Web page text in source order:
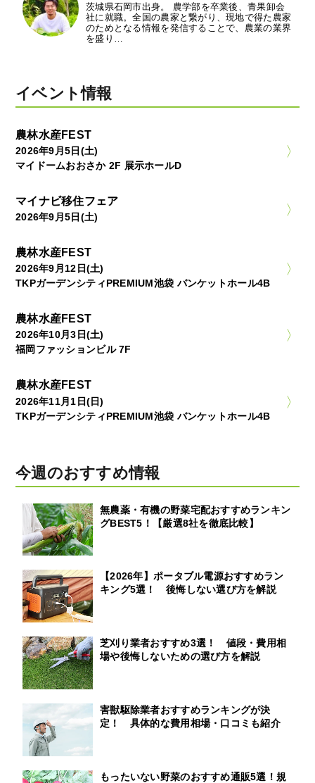
茨城県石岡市出身。 農学部を卒業後、青果卸会
社に就職。全国の農家と繋がり、現地で得た農家
のためとなる情報を発信することで、農業の業界
を盛り…
イベント情報
農林水産FEST
2026年9月5日(土)
マイドームおおさか 2F 展示ホールD
マイナビ移住フェア
2026年9月5日(土)
農林水産FEST
2026年9月12日(土)
TKPガーデンシティPREMIUM池袋 バンケットホール4B
農林水産FEST
2026年10月3日(土)
福岡ファッションビル 7F
農林水産FEST
2026年11月1日(日)
TKPガーデンシティPREMIUM池袋 バンケットホール4B
今週のおすすめ情報
無農薬・有機の野菜宅配おすすめランキン
グBEST5！【厳選8社を徹底比較】
【2026年】ポータブル電源おすすめラン
キング5選！ 後悔しない選び方を解説
芝刈り業者おすすめ3選！ 値段・費用相
場や後悔しないための選び方を解説
害獣駆除業者おすすめランキングが決
定！ 具体的な費用相場・口コミも紹介
もったいない野菜のおすすめ通販5選！規